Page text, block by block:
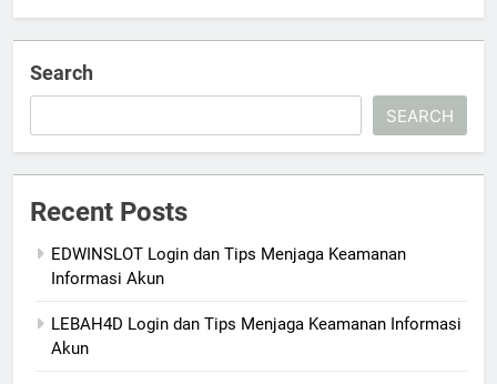
Search
SEARCH
Recent Posts
EDWINSLOT Login dan Tips Menjaga Keamanan
Informasi Akun
LEBAH4D Login dan Tips Menjaga Keamanan Informasi
Akun